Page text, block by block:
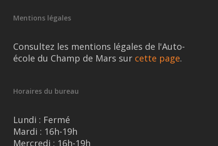
Mentions légales
Consultez les mentions légales de l'Auto-
école du Champ de Mars sur cette page.
Horaires du bureau
Lundi : Fermé
Mardi : 16h-19h
Mercredi : 16h-19h